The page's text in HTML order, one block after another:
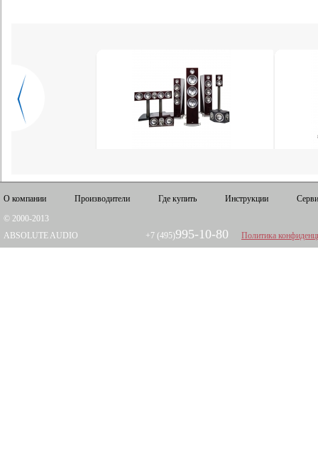
О компании Производители Где купить Инструкции
© 2000-2013
ABSOLUTE AUDIO
+7 (495)995-10-80 Политика